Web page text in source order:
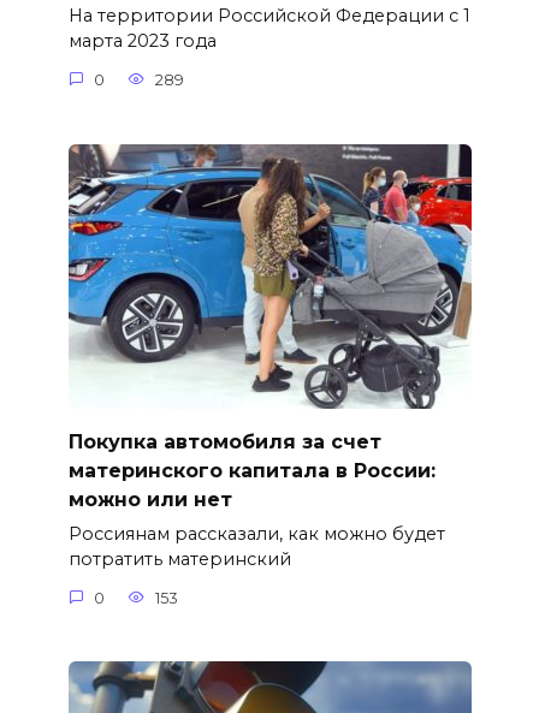
На территории Российской Федерации с 1
марта 2023 года
0 289
Покупка автомобиля за счет
материнского капитала в России:
можно или нет
Россиянам рассказали, как можно будет
потратить материнский
0 153